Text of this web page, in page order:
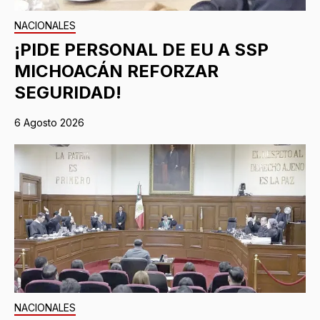
NACIONALES
¡PIDE PERSONAL DE EU A SSP
MICHOACÁN REFORZAR
SEGURIDAD!
6 Agosto 2026
NACIONALES